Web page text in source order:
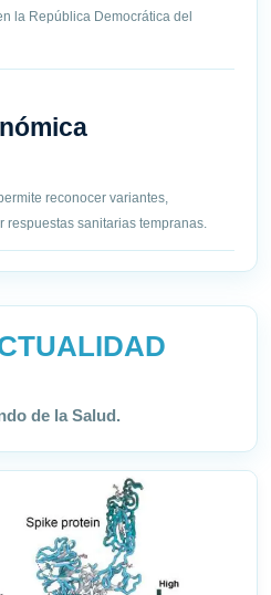
la República Democrática del
reconocer variantes,
respuestas sanitarias tempranas.
de la Salud.